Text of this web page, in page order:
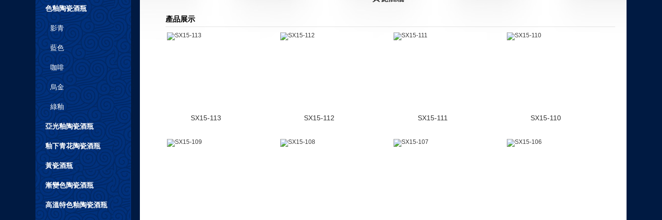
色釉陶瓷酒瓶
影青
藍色
咖啡
烏金
綠釉
亞光釉陶瓷酒瓶
釉下青花陶瓷酒瓶
黃瓷酒瓶
漸變色陶瓷酒瓶
高溫特色釉陶瓷酒瓶
產品展示
SX15-113 SX15-112 SX15-111 SX15-110